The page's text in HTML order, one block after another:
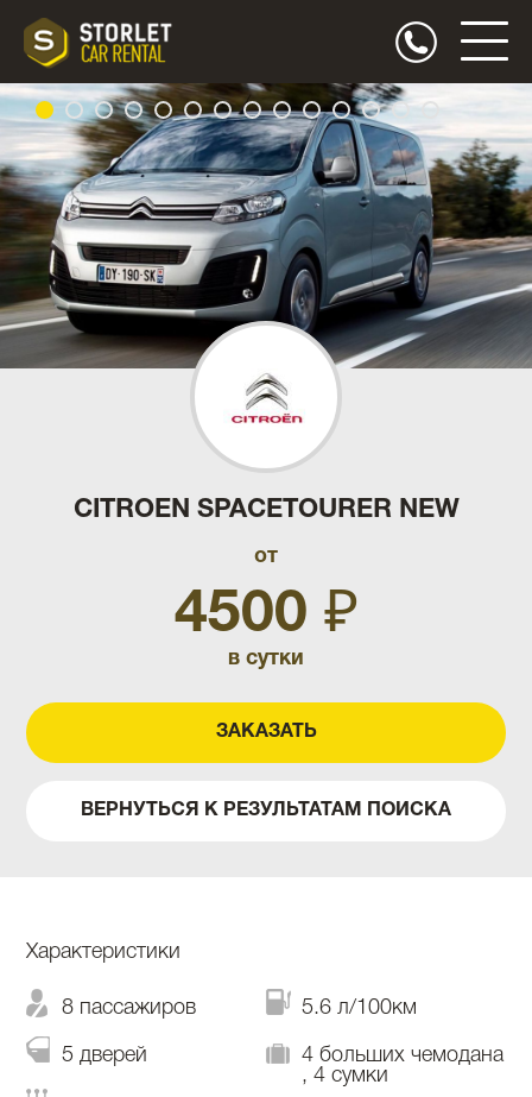
CITROEN SPACETOURER NEW
от
4500 ₽
в сутки
ЗАКАЗАТЬ
ВЕРНУТЬСЯ К РЕЗУЛЬТАТАМ ПОИСКА
Характеристики
8 пассажиров 5.6 л/100км
5 дверей
4 больших чемодана
, 4 сумки